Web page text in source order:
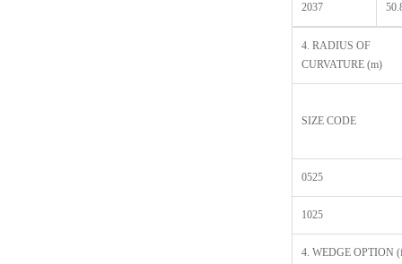
2037
4. RADIUS OF
CURVATURE (m)
SIZE CODE
0525
1025
4. WEDGE OPTION